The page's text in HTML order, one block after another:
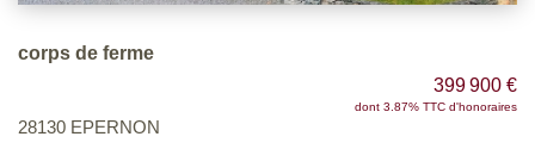
corps de ferme
399 900 €
dont 3.87% TTC d'honoraires
28130 EPERNON